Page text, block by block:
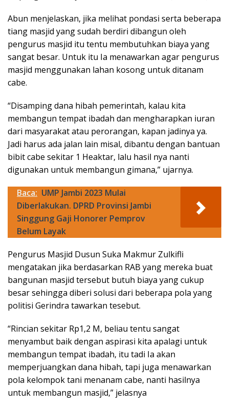
Abun menjelaskan, jika melihat pondasi serta beberapa
tiang masjid yang sudah berdiri dibangun oleh
pengurus masjid itu tentu membutuhkan biaya yang
sangat besar. Untuk itu Ia menawarkan agar pengurus
masjid menggunakan lahan kosong untuk ditanam
cabe.
“Disamping dana hibah pemerintah, kalau kita
membangun tempat ibadah dan mengharapkan iuran
dari masyarakat atau perorangan, kapan jadinya ya.
Jadi harus ada jalan lain misal, dibantu dengan bantuan
bibit cabe sekitar 1 Heaktar, lalu hasil nya nanti
digunakan untuk membangun gimana,” ujarnya.
Baca: UMP Jambi 2023 Mulai
Diberlakukan. DPRD Provinsi Jambi
Singgung Gaji Honorer Pemprov
Belum Layak
Pengurus Masjid Dusun Suka Makmur Zulkifli
mengatakan jika berdasarkan RAB yang mereka buat
bangunan masjid tersebut butuh biaya yang cukup
besar sehingga diberi solusi dari beberapa pola yang
politisi Gerindra tawarkan tesebut.
“Rincian sekitar Rp1,2 M, beliau tentu sangat
menyambut baik dengan aspirasi kita apalagi untuk
membangun tempat ibadah, itu tadi Ia akan
memperjuangkan dana hibah, tapi juga menawarkan
pola kelompok tani menanam cabe, nanti hasilnya
untuk membangun masjid,” jelasnya